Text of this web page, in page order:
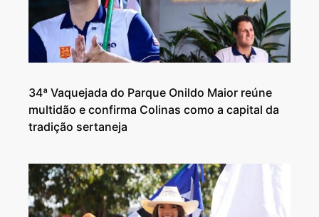
34ª Vaquejada do Parque Onildo Maior reúne
multidão e confirma Colinas como a capital da
tradição sertaneja